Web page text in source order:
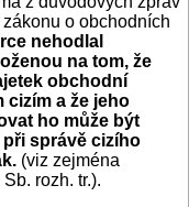
o obchodních
nehodlal
na tom, že
obchodní
cizím a že jeho
ho může být
správě cizího
(viz zejména
rozh. tr.).